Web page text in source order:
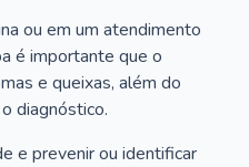
ou em um atendimento
é importante que o
e queixas, além do
diagnóstico.
e prevenir ou identificar